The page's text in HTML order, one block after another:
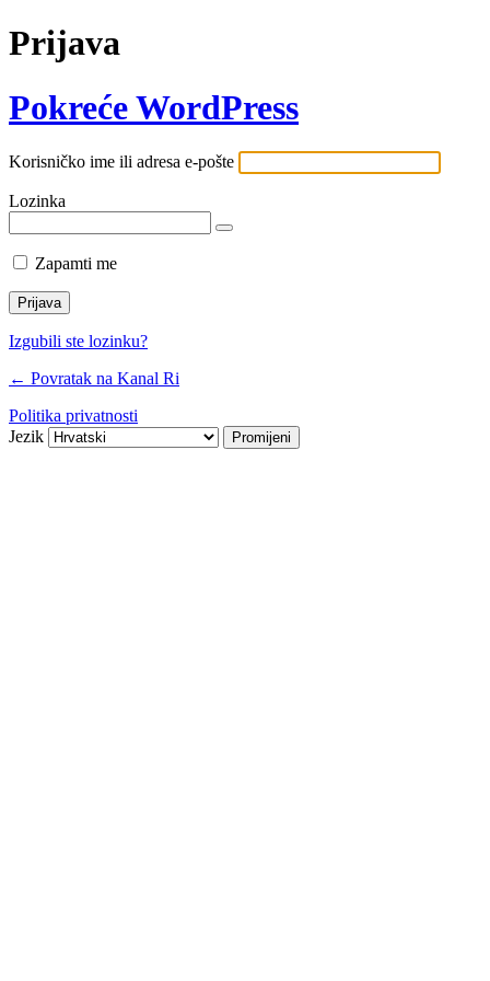
Prijava
Pokreće WordPress
Korisničko ime ili adresa e-pošte
Lozinka
Zapamti me
Izgubili ste lozinku?
← Povratak na Kanal Ri
Politika privatnosti
Jezik